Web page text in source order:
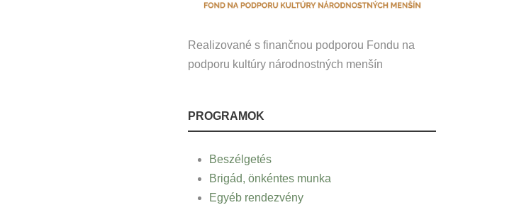
Realizované s finančnou podporou Fondu na
podporu kultúry národnostných menšín
PROGRAMOK
Beszélgetés
Brigád, önkéntes munka
Egyéb rendezvény